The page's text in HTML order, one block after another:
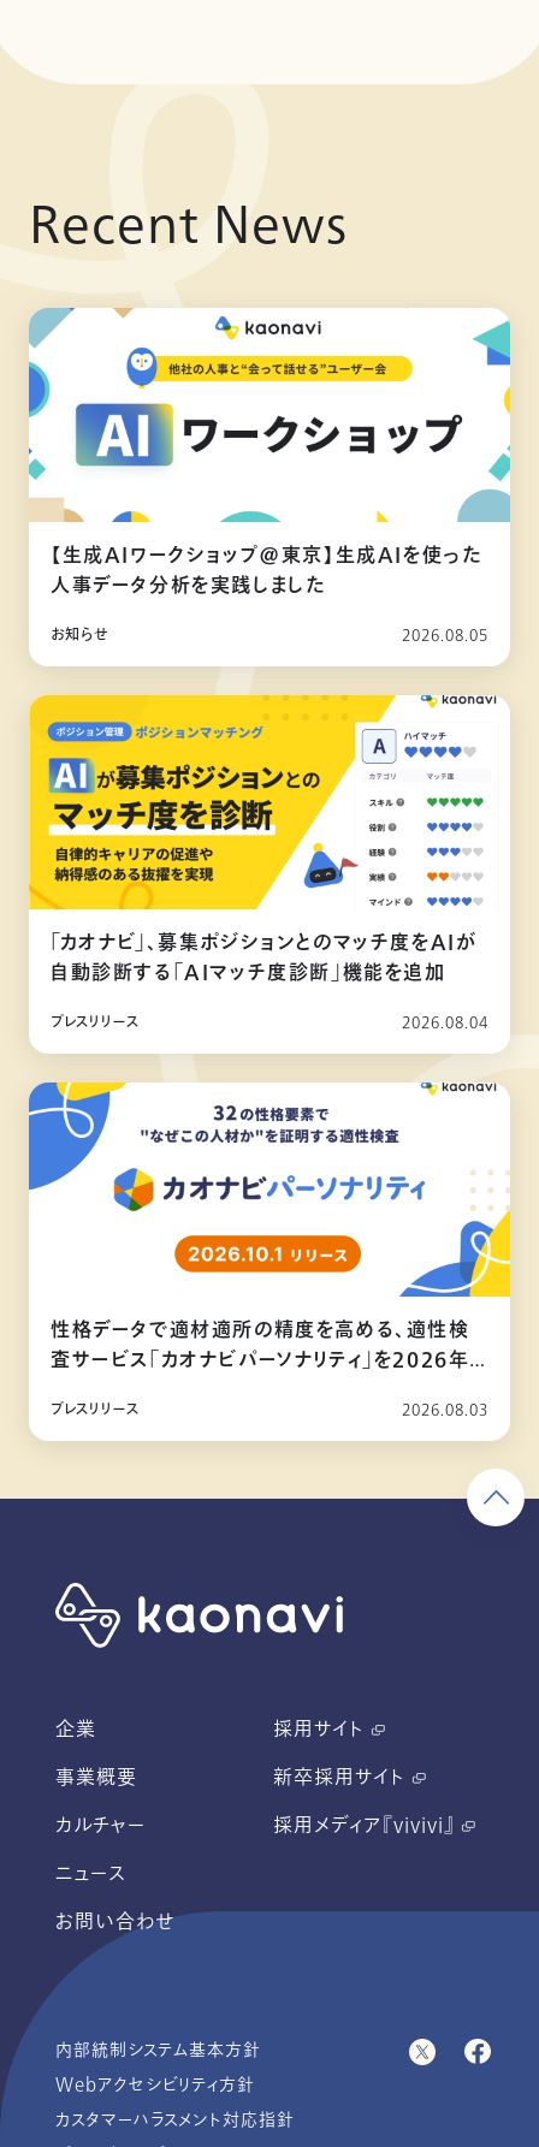
Recent News
【生成AIワークショップ@東京】生成AIを使った
人事データ分析を実践しました
お知らせ 2026.08.05
「カオナビ」、募集ポジションとのマッチ度をAIが
自動診断する「AIマッチ度診断」機能を追加
プレスリリース 2026.08.04
性格データで適材適所の精度を高める、適性検
査サービス「カオナビパーソナリティ」を2026年
プレスリリース 2026.08.03
企業
事業概要
カルチャー
ニュース
お問い合わせ
採用サイト
新卒採用サイト
採用メディア『vivivi』
内部統制システム基本方針
Webアクセシビリティ方針
カスタマーハラスメント対応指針